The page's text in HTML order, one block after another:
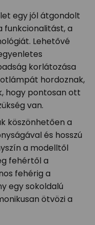
egy jól átgondolt
a
Lehetővé
korlátozása
hordoznak,
hogy pontosan ott
van.
köszönhetően a
és hosszú
a modelltől
fehértől a
fehérig a
egy sokoldalú
ötvözi a